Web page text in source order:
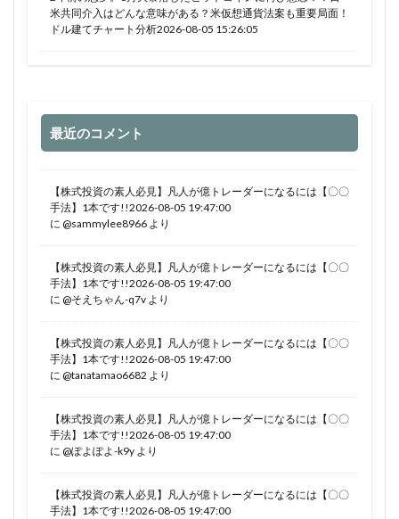
米共同介入はどんな意味がある？米仮想通貨法案も重要局面！
ドル建てチャート分析2026-08-05 15:26:05
最近のコメント
【株式投資の素人必見】凡人が億トレーダーになるには【〇〇
手法】1本です!!2026-08-05 19:47:00
に @sammylee8966 より
【株式投資の素人必見】凡人が億トレーダーになるには【〇〇
手法】1本です!!2026-08-05 19:47:00
に @そえちゃん-q7v より
【株式投資の素人必見】凡人が億トレーダーになるには【〇〇
手法】1本です!!2026-08-05 19:47:00
に @tanatamao6682 より
【株式投資の素人必見】凡人が億トレーダーになるには【〇〇
手法】1本です!!2026-08-05 19:47:00
に @ぽよぽよ-k9y より
【株式投資の素人必見】凡人が億トレーダーになるには【〇〇
手法】1本です!!2026-08-05 19:47:00